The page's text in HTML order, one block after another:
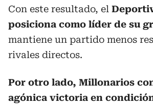
Con este resultado, el
posiciona como líder de su
mantiene un partido menos
rivales directos.
Por otro lado, Millonarios
agónica victoria en